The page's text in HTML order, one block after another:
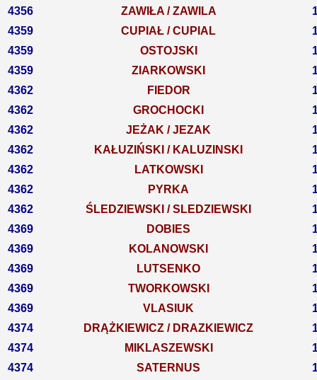
4356 ZAWIŁA / ZAWILA
4359
CUPIAŁ / CUPIAL
4359
OSTOJSKI
4359
ZIARKOWSKI
4362
FIEDOR
4362
GROCHOCKI
4362
JEŻAK / JEZAK
4362
KAŁUZIŃSKI / KALUZINSKI
4362
LATKOWSKI
4362
PYRKA
4362
ŚLEDZIEWSKI / SLEDZIEWSKI
4369
DOBIES
4369
KOLANOWSKI
4369
LUTSENKO
4369
TWORKOWSKI
4369
VLASIUK
4374
DRĄŻKIEWICZ / DRAZKIEWICZ
4374
MIKLASZEWSKI
4374
SATERNUS